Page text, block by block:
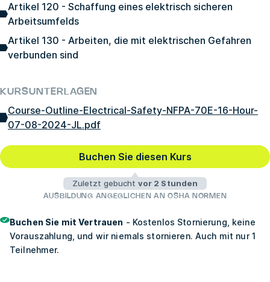
Artikel 120 - Schaffung eines elektrisch sicheren
Arbeitsumfelds
Artikel 130 - Arbeiten, die mit elektrischen Gefahren
verbunden sind
KURSUNTERLAGEN
Course-Outline-Electrical-Safety-NFPA-70E-16-Hour-
07-08-2024-JL.pdf
Buchen Sie diesen Kurs
Zuletzt gebucht vor 2 Stunden
AUSBILDUNG ANGEGLICHEN AN OSHA NORMEN
Buchen Sie mit Vertrauen - Kostenlos Stornierung, keine
Vorauszahlung, und wir niemals stornieren. Auch mit nur 1
Teilnehmer.